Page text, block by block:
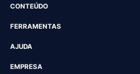
CONTEÚDO
FERRAMENTAS
AJUDA
EMPRESA